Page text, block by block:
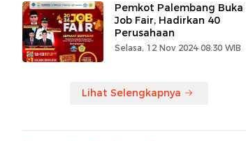
Pemkot Palembang Buka
Job Fair, Hadirkan 40
Perusahaan
Selasa, 12 Nov 2024 08:30 WIB
Lihat Selengkapnya